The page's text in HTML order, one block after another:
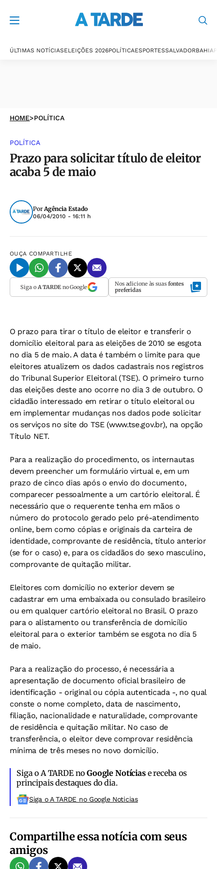
ÚLTIMAS NOTÍCIASELEIÇÕES 2026POLÍTICAESPORTESSALVADORBAHIA
HOME>POLÍTICA
POLÍTICA
Prazo para solicitar título de eleitor
acaba 5 de maio
PorAgência Estado
06/04/2010 - 16:11 h
OUÇA COMPARTILHE
Siga o A TARDEno Google Nos adicione às suas fontes
preferidas
O prazo para tirar o título de eleitor e transferir o
domicílio eleitoral para as eleições de 2010 se esgota
no dia 5 de maio. A data é também o limite para que
eleitores atualizem os dados cadastrais nos registros
do Tribunal Superior Eleitoral (TSE). O primeiro turno
das eleições deste ano ocorre no dia 3 de outubro. O
cidadão interessado em retirar o título eleitoral ou
em implementar mudanças nos dados pode solicitar
os serviços no site do TSE (www.tse.gov.br), na opção
Título NET.
Para a realização do procedimento, os internautas
devem preencher um formulário virtual e, em um
prazo de cinco dias após o envio do documento,
comparecer pessoalmente a um cartório eleitoral. É
necessário que o requerente tenha em mãos o
número do protocolo gerado pelo pré-atendimento
online, bem como cópias e originais da carteira de
identidade, comprovante de residência, título anterior
(se for o caso) e, para os cidadãos do sexo masculino,
comprovante de quitação militar.
Eleitores com domicílio no exterior devem se
cadastrar em uma embaixada ou consulado brasileiro
ou em qualquer cartório eleitoral no Brasil. O prazo
para o alistamento ou transferência de domicílio
eleitoral para o exterior também se esgota no dia 5
de maio.
Para a realização do processo, é necessária a
apresentação de documento oficial brasileiro de
identificação - original ou cópia autenticada -, no qual
conste o nome completo, data de nascimento,
filiação, nacionalidade e naturalidade, comprovante
de residência e quitação militar. No caso de
transferência, o eleitor deve comprovar residência
mínima de três meses no novo domicílio.
Siga o A TARDE noGoogle Notíciase receba os
principais destaques do dia.
Siga o A TARDE no Google Noticias
Compartilhe essa notícia com seus
amigos